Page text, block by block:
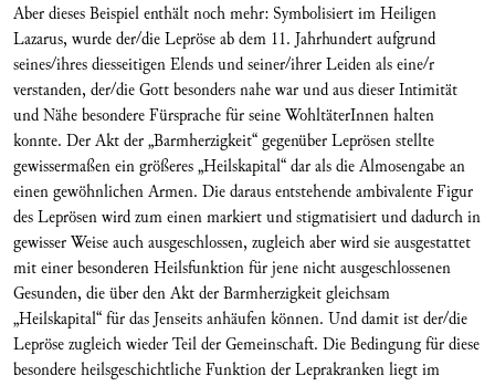
Aber dieses Beispiel enthält noch mehr: Symbolisiert im Heiligen
Lazarus, wurde der/die Lepröse ab dem 11. Jahrhundert aufgrund
seines/ihres diesseitigen Elends und seiner/ihrer Leiden als eine/r
verstanden, der/die Gott besonders nahe war und aus dieser Intimität
und Nähe besondere Fürsprache für seine WohltäterInnen halten
konnte. Der Akt der „Barmherzigkeit“ gegenüber Leprösen stellte
gewissermaßen ein größeres „Heilskapital“ dar als die Almosengabe an
einen gewöhnlichen Armen. Die daraus entstehende ambivalente Figur
des Leprösen wird zum einen markiert und stigmatisiert und dadurch in
gewisser Weise auch ausgeschlossen, zugleich aber wird sie ausgestattet
mit einer besonderen Heilsfunktion für jene nicht ausgeschlossenen
Gesunden, die über den Akt der Barmherzigkeit gleichsam
„Heilskapital“ für das Jenseits anhäufen können. Und damit ist der/die
Lepröse zugleich wieder Teil der Gemeinschaft. Die Bedingung für diese
besondere heilsgeschichtliche Funktion der Leprakranken liegt im